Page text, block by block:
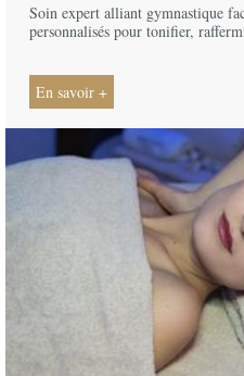
Soin expert alliant gymnastique
personnalisés pour tonifier,
En savoir +